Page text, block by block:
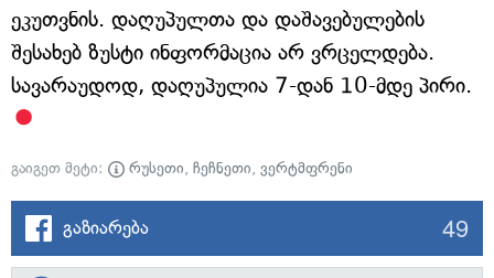
ეკუთვნის. დაღუპულთა და დაშავებულების
შესახებ ზუსტი ინფორმაცია არ ვრცელდება.
სავარაუდოდ, დაღუპულია 7-დან 10-მდე პირი.
გაიგეთ მეტი: რუსეთი, ჩეჩნეთი, ვერტმფრენი
გაზიარება 49